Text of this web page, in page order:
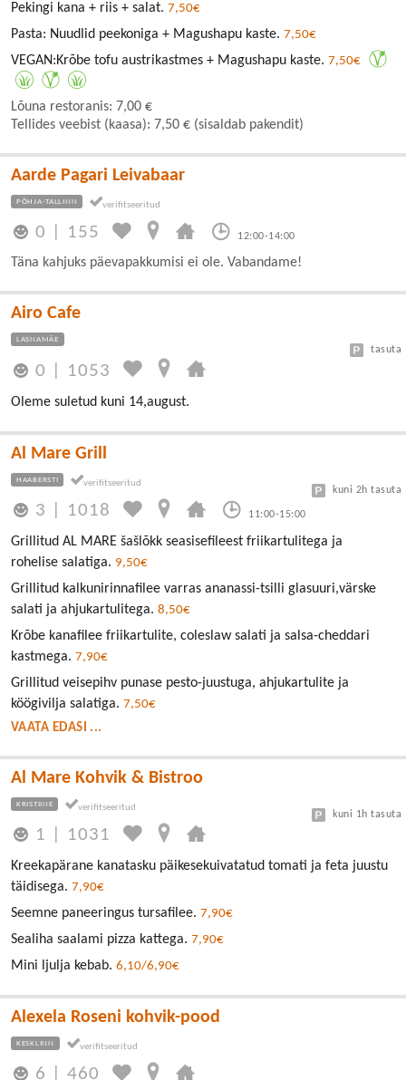
Pekingi kana + riis + salat. 7,50€
Pasta: Nuudlid peekoniga + Magushapu kaste. 7,50€
VEGAN:Krõbe tofu austrikastmes + Magushapu kaste. 7,50€
Lõuna restoranis: 7,00 €
Tellides veebist (kaasa): 7,50 € (sisaldab pakendit)
Aarde Pagari Leivabaar
PÕHJA-TALLINN
0 155 12:00-14:00
Täna kahjuks päevapakkumisi ei ole. Vabandame!
Airo Cafe
LASNAMÄE
0 1053
tasuta
Oleme suletud kuni 14,august.
Al Mare Grill
HAABERSTI
3 1018 11:00-15:00
kuni 2h tasuta
Grillitud AL MARE šašlõkk seasisefileest friikartulitega ja
rohelise salatiga. 9,50€
Grillitud kalkunirinnafilee varras ananassi-tsilli glasuuri,värske
salati ja ahjukartulitega. 8,50€
Krõbe kanafilee friikartulite, coleslaw salati ja salsa-cheddari
kastmega. 7,90€
Grillitud veisepihv punase pesto-juustuga, ahjukartulite ja
köögivilja salatiga. 7,50€
VAATA EDASI ...
Al Mare Kohvik & Bistroo
KRISTIINE
1 1031
kuni 1h tasuta
Kreekapärane kanatasku päikesekuivatatud tomati ja feta juustu
täidisega. 7,90€
Seemne paneeringus tursafilee. 7,90€
Sealiha saalami pizza kattega. 7,90€
Mini ljulja kebab. 6,10/6,90€
Alexela Roseni kohvik-pood
KESKLINN
6 |460